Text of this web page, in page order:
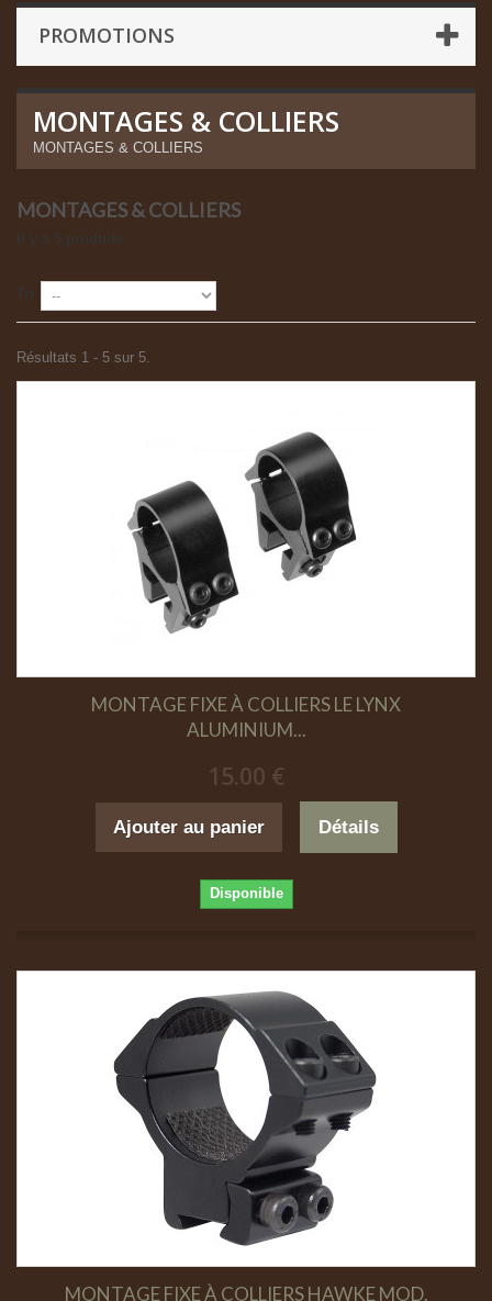
PROMOTIONS
MONTAGES & COLLIERS
MONTAGES & COLLIERS
MONTAGES & COLLIERS
Il y a 5 produits.
Résultats 1 - 5 sur 5.
MONTAGE FIXE À COLLIERS LE LYNX
ALUMINIUM...
15.00 €
Ajouter au panier Détails
Disponible
MONTAGE FIXE À COLLIERS HAWKE MOD.